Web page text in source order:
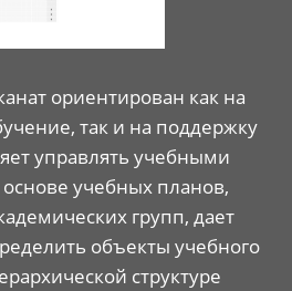
ориентирован как на
так и на поддержку
управлять учебными
учебных планов,
групп, дает
объекты учебного
структуре